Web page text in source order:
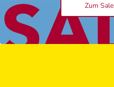
Zum Sale